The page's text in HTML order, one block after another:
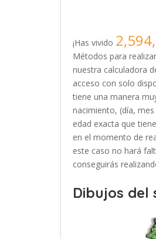
¡Has vivido
Métodos para
nuestra calculadora
acceso con solo
tiene una manera
nacimiento, (día, mes
edad exacta que
en el momento de
este caso no hará
conseguirás
Dibujos del